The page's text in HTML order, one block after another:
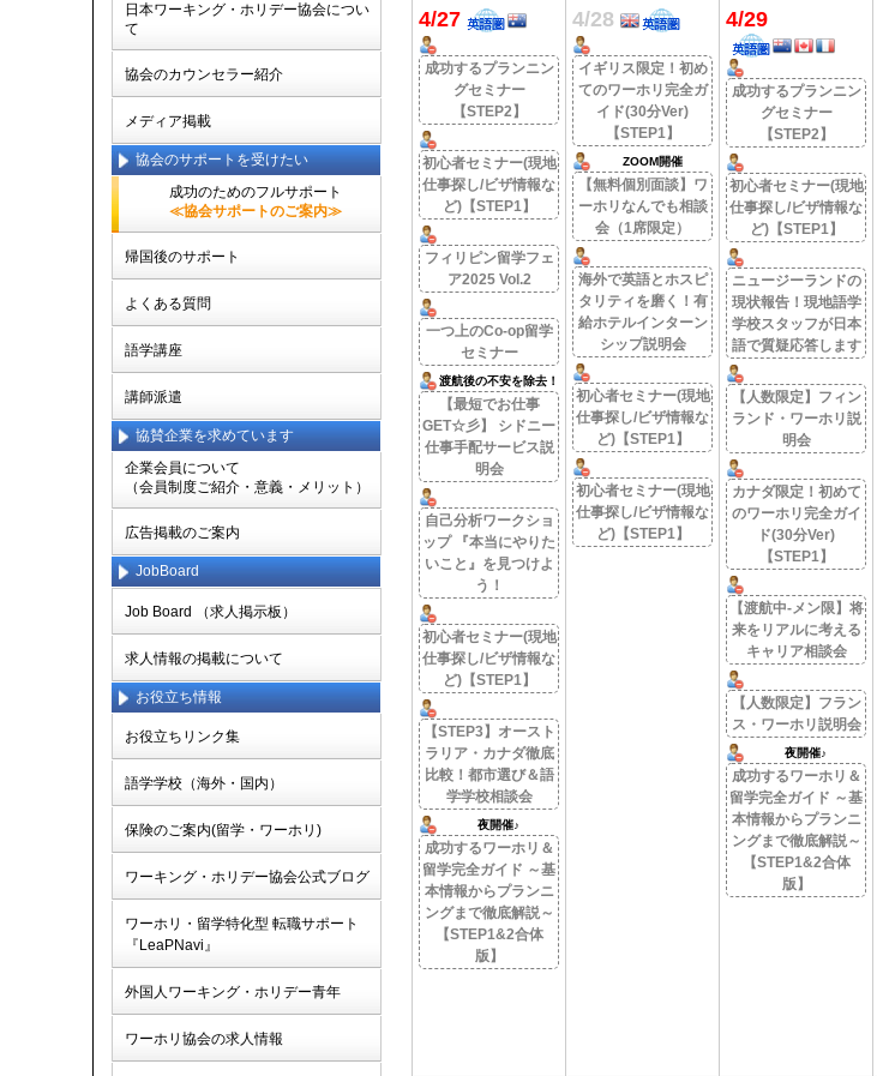
日本ワーキング・ホリデー協会につい
て
協会のカウンセラー紹介
メディア掲載
協会のサポートを受けたい
成功のためのフルサポート
≪協会サポートのご案内≫
帰国後のサポート
よくある質問
語学講座
講師派遣
協賛企業を求めています
企業会員について
（会員制度ご紹介・意義・メリット）
広告掲載のご案内
JobBoard
Job Board （求人掲示板）
求人情報の掲載について
お役立ち情報
お役立ちリンク集
語学学校（海外・国内）
保険のご案内(留学・ワーホリ)
ワーキング・ホリデー協会公式ブログ
ワーホリ・留学特化型 転職サポート
『LeaPNavi』
外国人ワーキング・ホリデー青年
ワーホリ協会の求人情報
4/27
成功するプランニン
グセミナー
【STEP2】
初心者セミナー(現地
仕事探し/ビザ情報な
ど)【STEP1】
フィリピン留学フェ
ア2025 Vol.2
一つ上のCo-op留学
セミナー
渡航後の不安を除去！
【最短でお仕事
GET☆彡】 シドニー
仕事手配サービス説
明会
自己分析ワークショ
ップ 『本当にやりた
いこと』を見つけよ
う！
初心者セミナー(現地
仕事探し/ビザ情報な
ど)【STEP1】
【STEP3】オースト
ラリア・カナダ徹底
比較！都市選び＆語
学学校相談会
夜開催♪
成功するワーホリ＆
留学完全ガイド ～基
本情報からプランニ
ングまで徹底解説～
【STEP1&2合体
版】
4/28
イギリス限定！初め
てのワーホリ完全ガ
イド(30分Ver)
【STEP1】
ZOOM開催
【無料個別面談】ワ
ーホリなんでも相談
会（1席限定）
海外で英語とホスピ
タリティを磨く！有
給ホテルインターン
シップ説明会
初心者セミナー(現地
仕事探し/ビザ情報な
ど)【STEP1】
初心者セミナー(現地
仕事探し/ビザ情報な
ど)【STEP1】
4/29
成功するプランニン
グセミナー
【STEP2】
初心者セミナー(現地
仕事探し/ビザ情報な
ど)【STEP1】
ニュージーランドの
現状報告！現地語学
学校スタッフが日本
語で質疑応答します
【人数限定】フィン
ランド・ワーホリ説
明会
カナダ限定！初めて
のワーホリ完全ガイ
ド(30分Ver)
【STEP1】
【渡航中-メン限】将
来をリアルに考える
キャリア相談会
【人数限定】フラン
ス・ワーホリ説明会
夜開催♪
成功するワーホリ＆
留学完全ガイド ～基
本情報からプランニ
ングまで徹底解説～
【STEP1&2合体
版】